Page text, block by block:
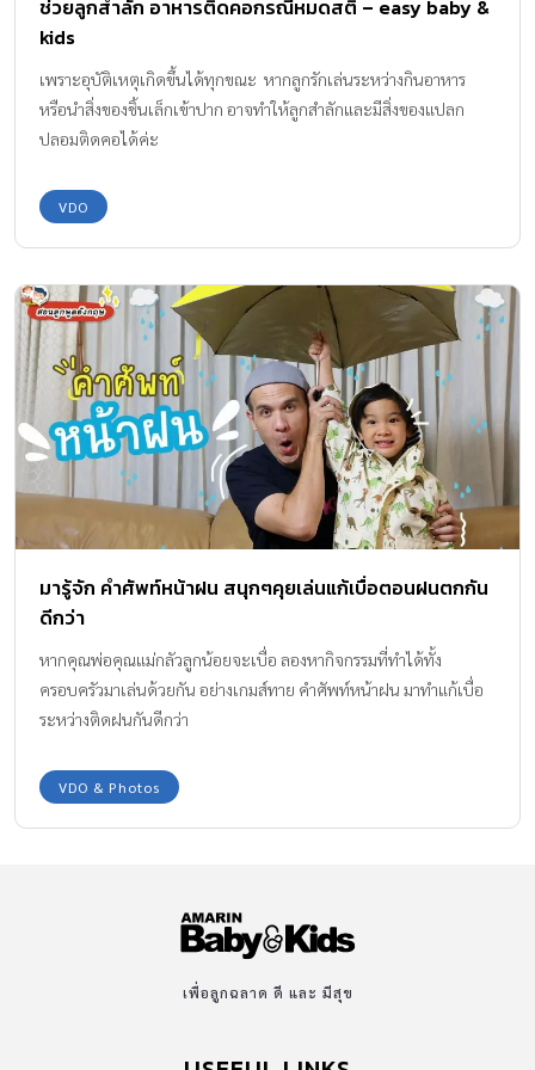
ช่วยลูกสำลัก อาหารติดคอกรณีหมดสติ – easy baby &
kids
เพราะอุบัติเหตุเกิดขึ้นได้ทุกขณะ หากลูกรักเล่นระหว่างกินอาหาร
หรือนำสิ่งของชิ้นเล็กเข้าปาก อาจทำให้ลูกสำลักและมีสิ่งของแปลก
ปลอมติดคอได้ค่ะ
VDO
มารู้จัก คำศัพท์หน้าฝน สนุกๆคุยเล่นแก้เบื่อตอนฝนตกกัน
ดีกว่า
หากคุณพ่อคุณแม่กลัวลูกน้อยจะเบื่อ ลองหากิจกรรมที่ทำได้ทั้ง
ครอบครัวมาเล่นด้วยกัน อย่างเกมส์ทาย คำศัพท์หน้าฝน มาทำแก้เบื่อ
ระหว่างติดฝนกันดีกว่า
VDO & Photos
เพื่อลูกฉลาด ดี และ มีสุข